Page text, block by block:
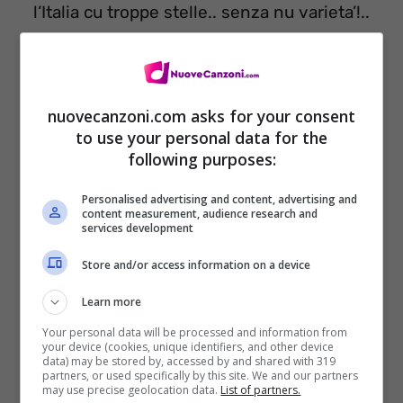
l’Italia cu troppe stelle.. senza nu varieta’!..
E rrecchie d’e disonesti, nun sentono
verita’!..
Ahah! Ah! Ahah! Ah! Ahah! hahaha! Ahah
Ah! Ahah! Ah! hahaha!
l’Italia bella, Italia c’a nun va’…
l’Italia cu troppi ricchi..ca nun vonno pava’!!
l’Italia ‘e prumesse che servono pe’ fa
l’Italia d’e furbi e de fessi…
‘e chi se fa accattà!!
nuovecanzoni.com asks for your consent
to use your personal data for the
following purposes:
Personalised advertising and content, advertising and
content measurement, audience research and
services development
Store and/or access information on a device
Learn more
Your personal data will be processed and information from
your device (cookies, unique identifiers, and other device
data) may be stored by, accessed by and shared with 319
partners, or used specifically by this site. We and our partners
may use precise geolocation data. List of partners.